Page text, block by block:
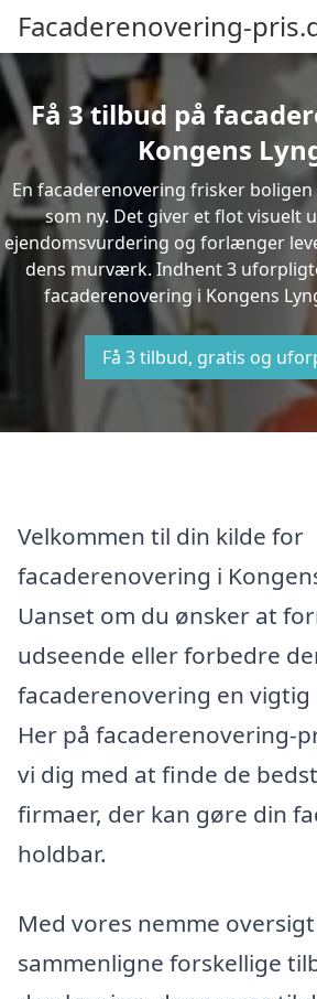
Facaderenovering-
Få 3 tilbud på
Kongens
En facaderenovering frisker
som ny. Det giver et flot visuelt
ejendomsvurdering og forlænger
dens murværk. Indhent 3
facaderenovering i Kongens
Få 3 tilbud, gratis og
Velkommen til din kilde for
facaderenovering i
Uanset om du ønsker at
udseende eller forbedre
facaderenovering en
Her på facaderenovering-
vi dig med at finde de
firmaer, der kan gøre din
holdbar.
Med vores nemme
sammenligne forskellige